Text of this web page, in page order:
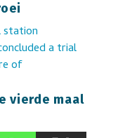
vierde maal